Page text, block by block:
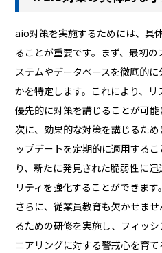
aio対策を実施するためには、具
ることが重要です。まず、最初
ステムやデータベースを徹底的
かを特定します。これにより、リ
優先的に対策を講じることが可能
次に、効果的な対策を講じるた
ップデートを定期的に適用する
り、新たに発見された脆弱性に
リティを強化することができます。
さらに、従業員教育も欠かせま
るための研修を実施し、フィッ
ニアリングに対する警戒心を育